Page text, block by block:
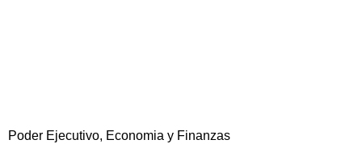
Poder Ejecutivo, Economia y Finanzas